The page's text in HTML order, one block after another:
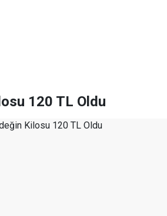
120 TL Oldu